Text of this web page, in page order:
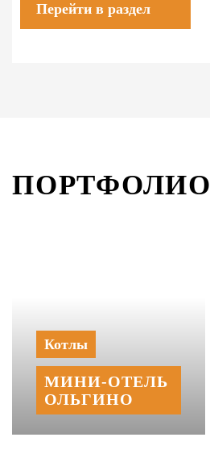
Перейти в раздел
ПОРТФОЛИО
Котлы
МИНИ‑‏ОТЕЛЬ
ОЛЬГИНО